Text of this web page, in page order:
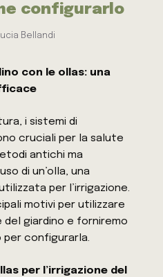
configurarlo
Bellandi
con le ollas: una
i sistemi di
cruciali per la salute
antichi ma
di un’olla, una
per l’irrigazione.
motivi per utilizzare
del giardino e forniremo
per configurarla.
per l’irrigazione del